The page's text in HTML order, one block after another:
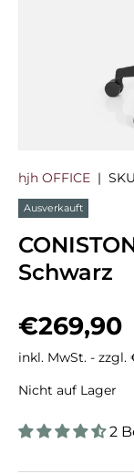
hjh OFFICE |
Ausverkauft
Schwarz
€269,90
inkl. MwSt. - zzgl.
Nicht auf Lager
2